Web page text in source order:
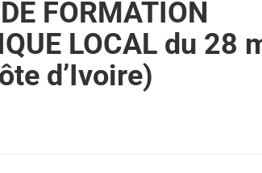
FORMATION
LOCAL du 28
d’Ivoire)